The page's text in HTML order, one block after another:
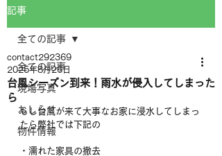
記事
全ての記事
現場写真
おしらせ
物件情報
全ての記事
台風シーズン到来！雨水が侵入してしまった
ら
contact292369
2025年8月26日
もし台風が来て大事なお家に浸水してしまっ
たら弊社では下記の
・濡れた家具の撤去